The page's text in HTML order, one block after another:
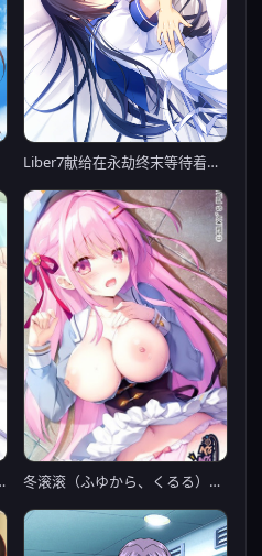
Liber7献给在永劫终末等待着的你
汉化硬盘版【PC0901】 冬滚滚（ふゆから、くるる）【PC0818】